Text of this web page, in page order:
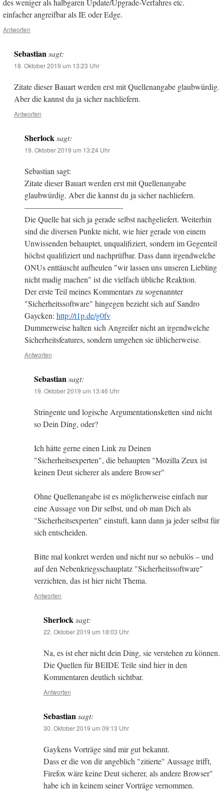
des weniger als halbgaren Update/Upgrade-Verfahres etc.
einfacher angreifbar als IE oder Edge.
Antworten
Sebastian sagt:
18. Oktober 2019 um 13:23 Uhr
Zitate dieser Bauart werden erst mit Quellenangabe glaubwürdig.
Aber die kannst du ja sicher nachliefern.
Antworten
Sherlock sagt:
19. Oktober 2019 um 13:24 Uhr
Sebastian sagt:
Zitate dieser Bauart werden erst mit Quellenangabe
glaubwürdig. Aber die kannst du ja sicher nachliefern.
————————————-
Die Quelle hat sich ja gerade selbst nachgeliefert. Weiterhin
sind die diversen Punkte nicht, wie hier gerade von einem
Unwissenden behauptet, unqualifiziert, sondern im Gegenteil
höchst qualifiziert und nachprüfbar. Dass dann irgendwelche
ONUs enttäuscht aufheulen "wir lassen uns unseren Liebling
nicht madig machen" ist die vielfach übliche Reaktion.
Der erste Teil meines Kommentars zu sogenannter
"Sicherheitssoftware" hingegen bezieht sich auf Sandro
Gaycken: http://t1p.de/g0fv
Dummerweise halten sich Angreifer nicht an irgendwelche
Sicherheitsfeatures, sondern umgehen sie üblicherweise.
Antworten
Sebastiansagt:
19. Oktober 2019 um 13:46 Uhr
Stringente und logische Argumentationsketten sind nicht
so Dein Ding, oder?
Ich hätte gerne einen Link zu Deinen
"Sicherheitsexperten", die behaupten "Mozilla Zeux ist
keinen Deut sicherer als andere Browser"
Ohne Quellenangabe ist es möglicherweise einfach nur
eine Aussage von Dir selbst, und ob man Dich als
"Sicherheitsexperten" einstuft, kann dann ja jeder selbst für
sich entscheiden.
Bitte mal konkret werden und nicht nur so nebulös – und
auf den Nebenkriegsschauplatz "Sicherheitssoftware"
verzichten, das ist hier nicht Thema.
Antworten
Sherlocksagt:
22. Oktober 2019 um 18:03 Uhr
Na, es ist eher nicht dein Ding, sie verstehen zu können.
Die Quellen für BEIDE Teile sind hier in den
Kommentaren deutlich sichtbar.
Antworten
Sebastiansagt:
30. Oktober 2019 um 09:13 Uhr
Gaykens Vorträge sind mir gut bekannt.
Dass er die von dir angeblich "zitierte" Aussage trifft,
Firefox wäre keine Deut sicherer, als andere Browser"
habe ich in keinem seiner Vorträge vernommen.